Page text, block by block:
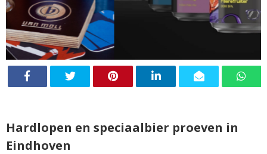
Hardlopen en speciaalbier proeven in
Eindhoven